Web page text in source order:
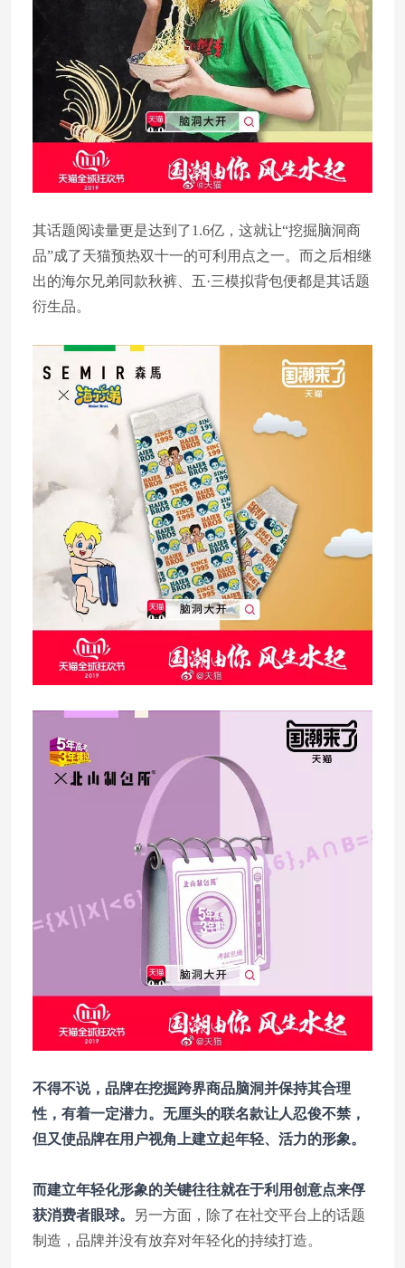
其话题阅读量更是达到了1.6亿，这就让“挖掘脑洞商
品”成了天猫预热双十一的可利用点之一。而之后相继
出的海尔兄弟同款秋裤、五·三模拟背包便都是其话题
衍生品。
不得不说，品牌在挖掘跨界商品脑洞并保持其合理
性，有着一定潜力。无厘头的联名款让人忍俊不禁，
但又使品牌在用户视角上建立起年轻、活力的形象。
而建立年轻化形象的关键往往就在于利用创意点来俘
获消费者眼球。
另一方面，除了在社交平台上的话题
制造，品牌并没有放弃对年轻化的持续打造。